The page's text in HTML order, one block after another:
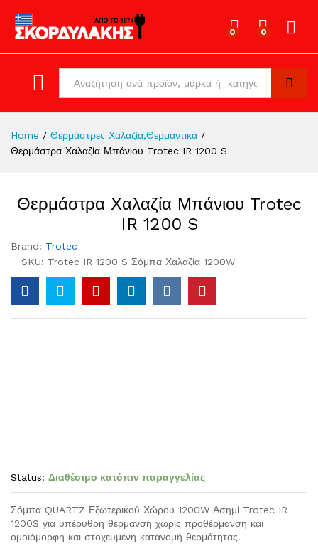
0 0
Search
Home / Θερμάστρες Χαλαζία,Θερμαντικά /
Θερμάστρα Χαλαζία Μπάνιου Trotec IR 1200 S
Θερμάστρα Χαλαζία Μπάνιου Trotec
IR 1200 S
Brand: Trotec
SKU: Trotec IR 1200 S Σόμπα Χαλαζία 1200W
Status: Διαθέσιμο κατόπιν παραγγελίας
Σόμπα QUARTZ Εξωτερικού Χώρου 1200W Ασημί Trotec IR
1200S για υπέρυθρη θέρμανση χωρίς προθέρμανση και
ομοιόμορφη και στοχευμένη κατανομή θερμότητας.